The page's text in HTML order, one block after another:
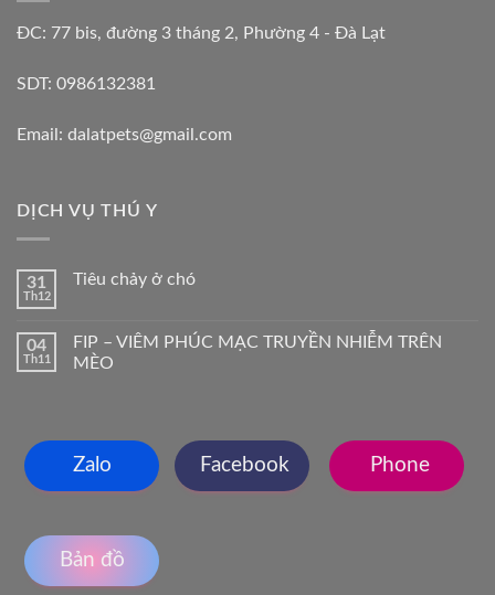
ĐC: 77 bis, đường 3 tháng 2, Phường 4 - Đà Lạt
SDT: 0986132381
Email: dalatpets@gmail.com
DỊCH VỤ THÚ Y
31
Th12
Tiêu chảy ở chó
04
Th11
FIP – VIÊM PHÚC MẠC TRUYỀN NHIỄM TRÊN
MÈO
Zalo Facebook Phone
Bản đồ